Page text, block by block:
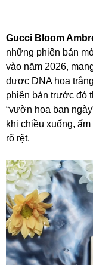
Gucci Bloom
những phiên bản
vào năm 2026,
được DNA hoa
phiên bản trước đó
“vườn hoa ban
khi chiều xuống,
rõ rệt.